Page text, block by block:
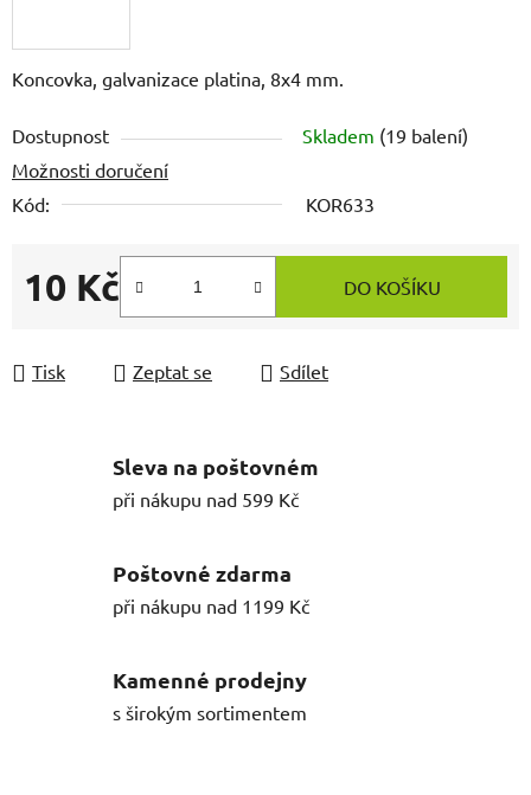
Koncovka, galvanizace platina, 8x4 mm.
Dostupnost Skladem (19 balení)
Možnosti doručení
Kód:
KOR633
10 Kč
Měrná cena:
DO KOŠÍKU
Tisk Zeptat se Sdílet
Sleva na poštovném
při nákupu nad 599 Kč
Poštovné zdarma
při nákupu nad 1199 Kč
Kamenné prodejny
s širokým sortimentem